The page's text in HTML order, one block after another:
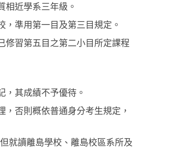
相近學系三年級。
準用第一目及第三目規定。
修習第五目之第二小目所定課程
其成績不予優待。
否則概依普通身分考生規定，
就讀離島學校、離島校區系所及